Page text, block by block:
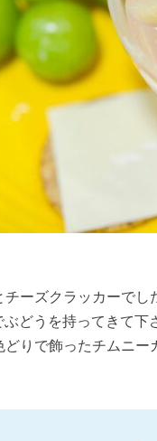
チーズクラッカーで
どうを持ってきて
りで飾ったチムニ